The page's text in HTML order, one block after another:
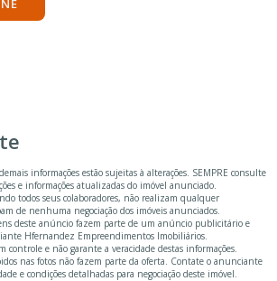
informações estão sujeitas à alterações. SEMPRE consulte
e informações atualizadas do imóvel anunciado.
todos seus colaboradores, não realizam qualquer
de nenhuma negociação dos imóveis anunciados.
deste anúncio fazem parte de um anúncio publicitário e
Hfernandez Empreendimentos Imobiliários.
controle e não garante a veracidade destas informações.
nas fotos não fazem parte da oferta. Contate o anunciante
e condições detalhadas para negociação deste imóvel.